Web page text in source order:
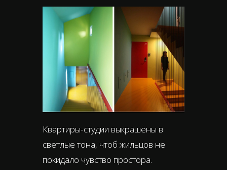
Квартиры-студии выкрашены в
светлые тона, чтоб жильцов не
покидало чувство простора.